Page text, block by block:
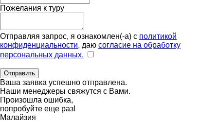
Пожелания к туру
Отправляя запрос, я ознакомлен(-а) с политикой
конфиденциальности, даю согласие на обработку
персональных данных.
Отправить
Ваша заявка успешно отправлена.
Наши менеджеры свяжутся с Вами.
Произошла ошибка,
попробуйте еще раз!
Малайзия